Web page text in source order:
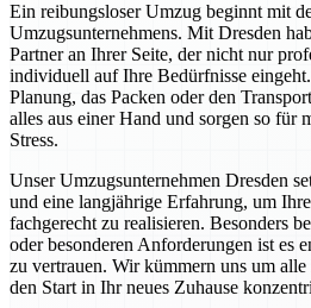
Ein reibungsloser Umzug beginnt mit
Umzugsunternehmens. Mit Dresden
Partner an Ihrer Seite, der nicht nur
individuell auf Ihre Bedürfnisse
Planung, das Packen oder den
alles aus einer Hand und sorgen so für
Stress.
Unser Umzugsunternehmen Dresden
und eine langjährige Erfahrung, um
fachgerecht zu realisieren. Besonders
oder besonderen Anforderungen ist es
zu vertrauen. Wir kümmern uns um
den Start in Ihr neues Zuhause